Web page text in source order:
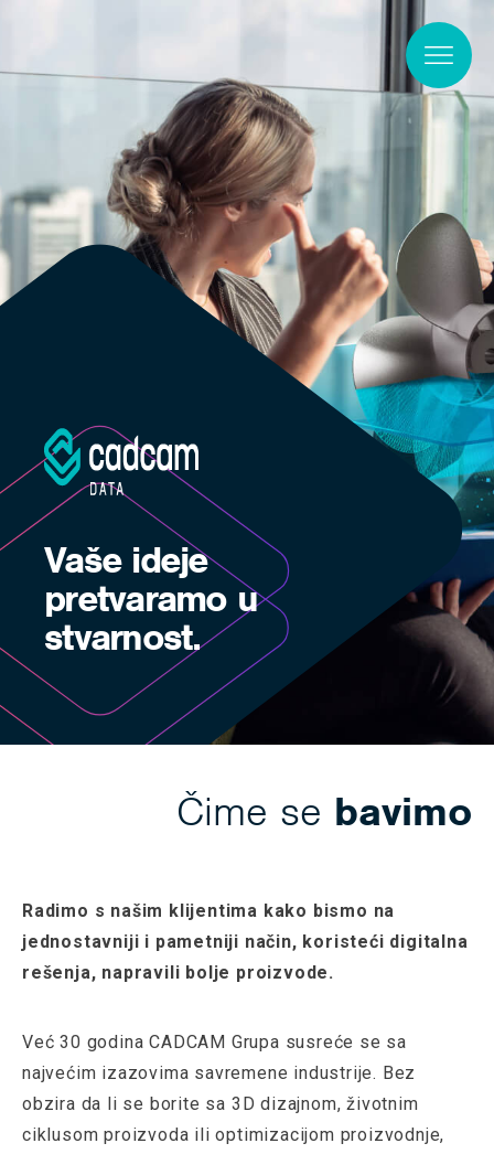
Skip to main content
Vaše ideje
pretvaramo u
stvarnost.
Čime se bavimo
Radimo s našim klijentima kako bismo na
jednostavniji i pametniji način, koristeći digitalna
rešenja, napravili bolje proizvode.
Već 30 godina CADCAM Grupa susreće se sa
najvećim izazovima savremene industrije. Bez
obzira da li se borite sa 3D dizajnom, životnim
ciklusom proizvoda ili optimizacijom proizvodnje,